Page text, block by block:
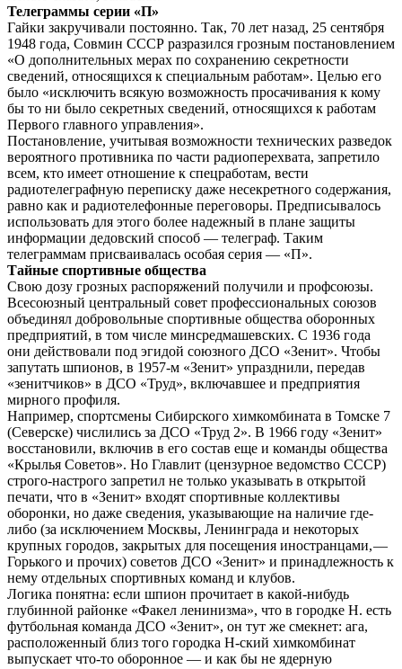
Телеграммы серии «П»
Гайки закручивали постоянно. Так, 70 лет назад, 25 сентября
1948 года, Совмин СССР разразился грозным постановлением
«О дополнительных мерах по сохранению секретности
сведений, относящихся к специальным работам». Целью его
было «исключить всякую возможность просачивания к кому
бы то ни было секретных сведений, относящихся к работам
Первого главного управления».
Постановление, учитывая возможности технических разведок
вероятного противника по части радиоперехвата, запретило
всем, кто имеет отношение к спецработам, вести
радиотелеграфную переписку даже несекретного содержания,
равно как и радиотелефонные переговоры. Предписывалось
использовать для этого более надежный в плане защиты
информации дедовский способ — телеграф. Таким
телеграммам присваивалась особая серия — «П».
Тайные спортивные общества
Свою дозу грозных распоряжений получили и профсоюзы.
Всесоюзный центральный совет профессиональных союзов
объединял добровольные спортивные общества оборонных
предприятий, в том числе минсредмашевских. С 1936 года
они действовали под эгидой союзного ДСО «Зенит». Чтобы
запутать шпионов, в 1957-м «Зенит» упразднили, передав
«зенитчиков» в ДСО «Труд», включавшее и предприятия
мирного профиля.
Например, спортсмены Сибирского химкомбината в Томске 7
(Северске) числились за ДСО «Труд 2». В 1966 году «Зенит»
восстановили, включив в его состав еще и команды общества
«Крылья Советов». Но Главлит (цензурное ведомство СССР)
строго-настрого запретил не только указывать в открытой
печати, что в «Зенит» входят спортивные коллективы
оборонки, но даже сведения, указывающие на наличие где-
либо (за исключением Москвы, Ленинграда и некоторых
крупных городов, закрытых для посещения иностранцами, —
Горького и прочих) советов ДСО «Зенит» и принадлежность к
нему отдельных спортивных команд и клубов.
Логика понятна: если шпион прочитает в какой-нибудь
глубинной районке «Факел ленинизма», что в городке Н. есть
футбольная команда ДСО «Зенит», он тут же смекнет: ага,
расположенный близ того городка Н-ский химкомбинат
выпускает что-то оборонное — и как бы не ядерную